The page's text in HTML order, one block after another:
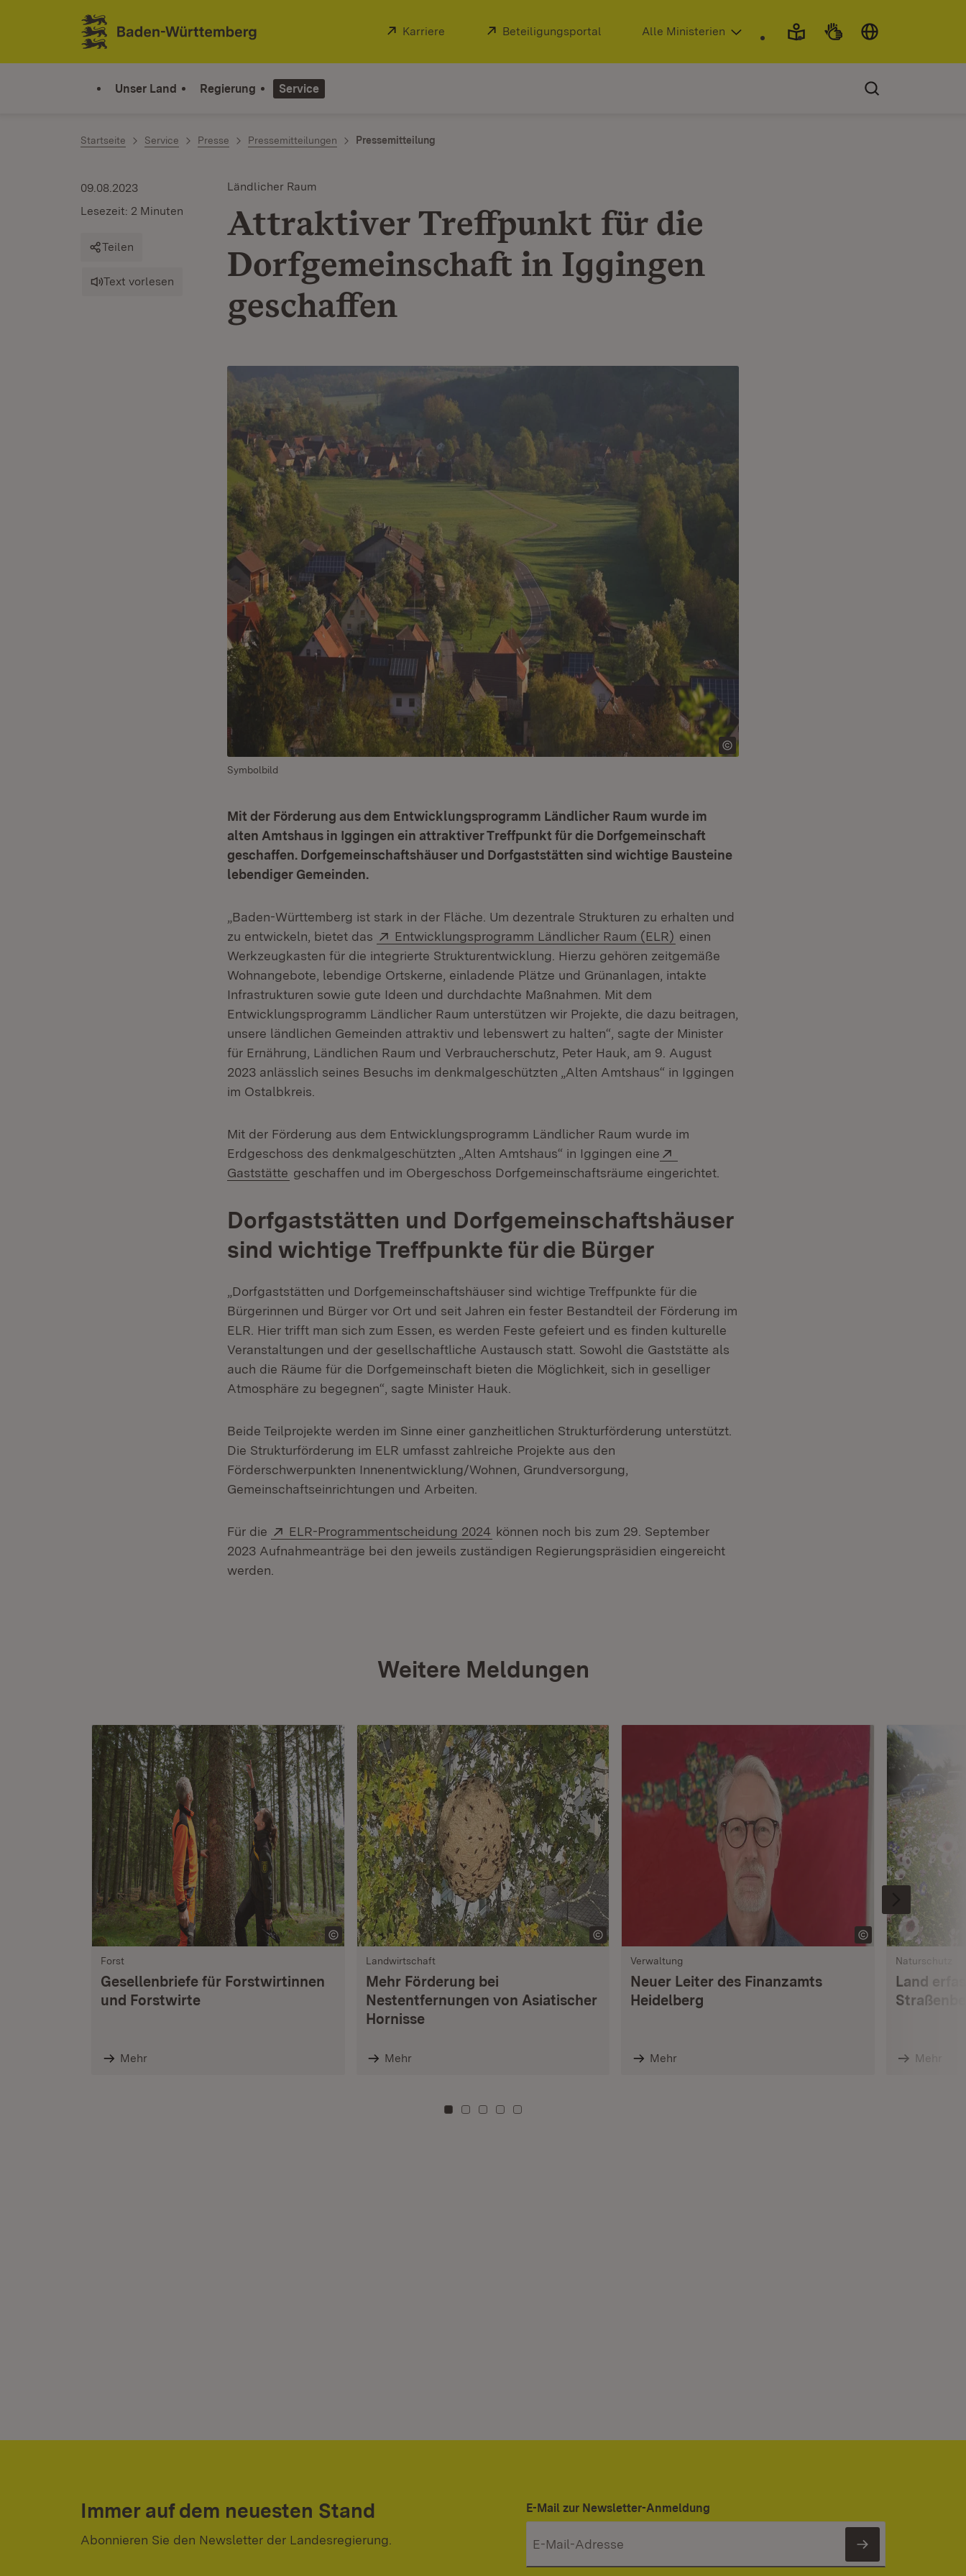
Zum Inhalt springen
Link zur Startseite
Extern:
Karriere (Öffnet in neuem Fenster)
Extern:
Beteiligungsportal (Öffnet in neuem Fenster)
Alle Ministerien
Unser Land Regierung Service
Startseite Service Presse Pressemitteilungen Pressemitteilung
Ländlicher Raum
Attraktiver Treffpunkt für die
Dorfgemeinschaft in Iggingen
geschaffen
09.08.2023
Lesezeit: 2 Minuten
Teilen
Text vorlesen
Symbolbild
Mit der Förderung aus dem Entwicklungsprogramm Ländlicher Raum wurde im
alten Amtshaus in Iggingen ein attraktiver Treffpunkt für die Dorfgemeinschaft
geschaffen. Dorfgemeinschaftshäuser und Dorfgaststätten sind wichtige Bausteine
lebendiger Gemeinden.
„Baden-Württemberg ist stark in der Fläche. Um dezentrale Strukturen zu erhalten und
zu entwickeln, bietet das
Extern:
Entwicklungsprogramm Ländlicher Raum (ELR) (Öffnet in neuem Fenster)
einen
Werkzeugkasten für die integrierte Strukturentwicklung. Hierzu gehören zeitgemäße
Wohnangebote, lebendige Ortskerne, einladende Plätze und Grünanlagen, intakte
Infrastrukturen sowie gute Ideen und durchdachte Maßnahmen. Mit dem
Entwicklungsprogramm Ländlicher Raum unterstützen wir Projekte, die dazu beitragen,
unsere ländlichen Gemeinden attraktiv und lebenswert zu halten“, sagte der Minister
für Ernährung, Ländlichen Raum und Verbraucherschutz, Peter Hauk, am 9. August
2023 anlässlich seines Besuchs im denkmalgeschützten „Alten Amtshaus“ in Iggingen
im Ostalbkreis.
Mit der Förderung aus dem Entwicklungsprogramm Ländlicher Raum wurde im
Erdgeschoss des denkmalgeschützten „Alten Amtshaus“ in Iggingen eine
Gaststätte (Öffnet in neuem Fenster)
geschaffen und im Obergeschoss Dorfgemeinschaftsräume eingerichtet.
Dorfgaststätten und Dorfgemeinschaftshäuser
sind wichtige Treffpunkte für die Bürger
„Dorfgaststätten und Dorfgemeinschaftshäuser sind wichtige Treffpunkte für die
Bürgerinnen und Bürger vor Ort und seit Jahren ein fester Bestandteil der Förderung im
ELR. Hier trifft man sich zum Essen, es werden Feste gefeiert und es finden kulturelle
Veranstaltungen und der gesellschaftliche Austausch statt. Sowohl die Gaststätte als
auch die Räume für die Dorfgemeinschaft bieten die Möglichkeit, sich in geselliger
Atmosphäre zu begegnen“, sagte Minister Hauk.
Beide Teilprojekte werden im Sinne einer ganzheitlichen Strukturförderung unterstützt.
Die Strukturförderung im ELR umfasst zahlreiche Projekte aus den
Förderschwerpunkten Innenentwicklung/Wohnen, Grundversorgung,
Gemeinschaftseinrichtungen und Arbeiten.
Für die Extern:
ELR-Programmentscheidung 2024 (Öffnet in neuem Fenster)
können noch bis zum 29. September
2023 Aufnahmeanträge bei den jeweils zuständigen Regierungspräsidien eingereicht
werden.
Weitere Meldungen
Forst
Gesellenbriefe für Forstwirtinnen
und Forstwirte
Mehr
Landwirtschaft
Mehr Förderung bei
Nestentfernungen von Asiatischer
Hornisse
Mehr
Verwaltung
Neuer Leiter des Finanzamts
Heidelberg
Mehr
Naturschutz
Land
Mehr
Zu Kachel: 0
Zu Kachel: 3
Zu Kachel: 6
Zu Kachel: 9
Zu Kachel: 12
Immer auf dem neuesten Stand
Abonnieren Sie den Newsletter der Landesregierung.
E-Mail zur Newsletter-Anmeldung
Newsletter